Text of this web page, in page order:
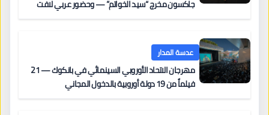
جاكسون مخرج “سيد الخواتم” — وحضور عربي لافت
عدسة المدار
مهرجان الاتحاد الأوروبي السينمائي في بانكوك — 21
فيلماً من 19 دولة أوروبية بالدخول المجاني